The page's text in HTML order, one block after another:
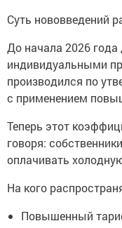
Суть нововведений
До начала 2026
индивидуальными
производился по
с применением
Теперь этот
говоря:
оплачивать
На кого
Повышенный